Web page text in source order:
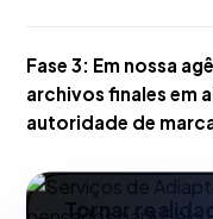
Fase 3: Em nossa
archivos finales em
autoridade de
Tornar